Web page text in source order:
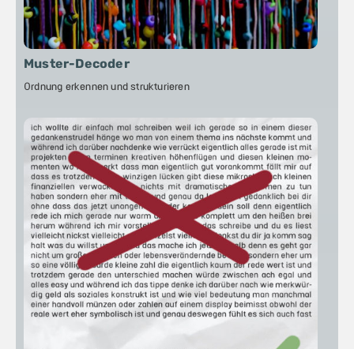
Muster-Decoder
Ordnung erkennen und strukturieren